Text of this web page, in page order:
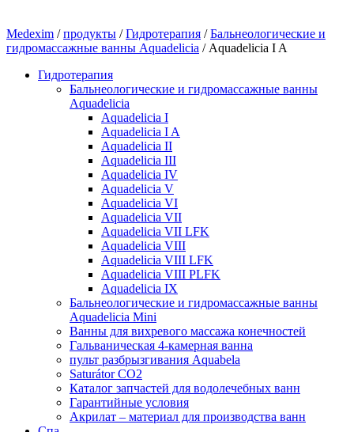
Medexim /продукты /Гидротерапия /Бальнеологические и
гидромассажные ванны Aquadelicia / Aquadelicia I A
Гидротерапия
Бальнеологические и гидромассажные ванны
Aquadelicia
Aquadelicia I
Aquadelicia I A
Aquadelicia II
Aquadelicia III
Aquadelicia IV
Aquadelicia V
Aquadelicia VI
Aquadelicia VII
Aquadelicia VII LFK
Aquadelicia VIII
Aquadelicia VIII LFK
Aquadelicia VIII PLFK
Aquadelicia IX
Бальнеологические и гидромассажные ванны
Aquadelicia Mini
Ванны для вихревого массажа конечностей
Гальваническая 4-камерная вaннa
пульт рaзбрызгивaния Aquabela
Saturátor CO2
Кaтaлог запчастeй для водолечебных ванн
Гарантийные ycлoвия
Акрилат – материал для производства ванн